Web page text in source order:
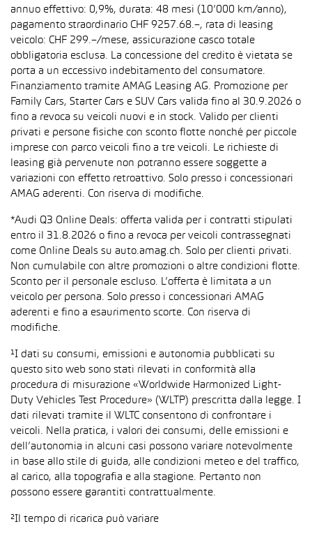
annuo effettivo: 0,9%, durata: 48 mesi (10’000 km/anno),
pagamento straordinario CHF 9257.68.–, rata di leasing
veicolo: CHF 299.–/mese, assicurazione casco totale
obbligatoria esclusa. La concessione del credito è vietata se
porta a un eccessivo indebitamento del consumatore.
Finanziamento tramite AMAG Leasing AG. Promozione per
Family Cars, Starter Cars e SUV Cars valida fino al 30.9.2026 o
fino a revoca su veicoli nuovi e in stock. Valido per clienti
privati e persone fisiche con sconto flotte nonché per piccole
imprese con parco veicoli fino a tre veicoli. Le richieste di
leasing già pervenute non potranno essere soggette a
variazioni con effetto retroattivo. Solo presso i concessionari
AMAG aderenti. Con riserva di modifiche.
*Audi Q3 Online Deals: offerta valida per i contratti stipulati
entro il 31.8.2026 o fino a revoca per veicoli contrassegnati
come Online Deals su auto.amag.ch. Solo per clienti privati.
Non cumulabile con altre promozioni o altre condizioni flotte.
Sconto per il personale escluso. L’offerta è limitata a un
veicolo per persona. Solo presso i concessionari AMAG
aderenti e fino a esaurimento scorte. Con riserva di
modifiche.
¹I dati su consumi, emissioni e autonomia pubblicati su
questo sito web sono stati rilevati in conformità alla
procedura di misurazione «Worldwide Harmonized Light-
Duty Vehicles Test Procedure» (WLTP) prescritta dalla legge. I
dati rilevati tramite il WLTC consentono di confrontare i
veicoli. Nella pratica, i valori dei consumi, delle emissioni e
dell’autonomia in alcuni casi possono variare notevolmente
in base allo stile di guida, alle condizioni meteo e del traffico,
al carico, alla topografia e alla stagione. Pertanto non
possono essere garantiti contrattualmente.
²Il tempo di ricarica può variare